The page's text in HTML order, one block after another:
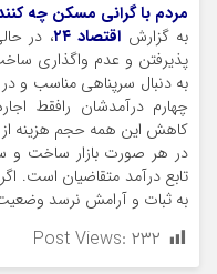
مردم با گرانی مسکن چه
به گزارش اقتصاد ۲۴
، در
پذیرفتن و عدم واگذاری
به دنبال سرپناهی مناسب
چهارم درآمدشان رافقط
کاهش این همه حجم هزینه از
در هر صورت بازار ساخت و
تابع درآمد متقاضیان است.
به ثبات و آرامش نرسد
Post Views: ۲۳۲